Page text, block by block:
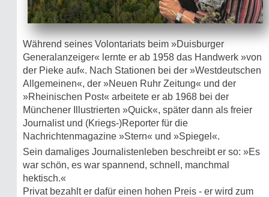
Während seines Volontariats beim »Duisburger
Generalanzeiger« lernte er ab 1958 das Handwerk »von
der Pieke auf«. Nach Stationen bei der »Westdeutschen
Allgemeinen«, der »Neuen Ruhr Zeitung« und der
»Rheinischen Post« arbeitete er ab 1968 bei der
Münchener Illustrierten »Quick«, später dann als freier
Journalist und (Kriegs-)Reporter für die
Nachrichtenmagazine »Stern« und »Spiegel«.
Sein damaliges Journalistenleben beschreibt er so: »Es
war schön, es war spannend, schnell, manchmal
hektisch.«
Privat bezahlt er dafür einen hohen Preis - er wird zum